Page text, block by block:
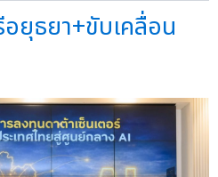
ยุธยา+ขับเคลื่อน